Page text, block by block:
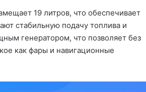
19 литров, что обеспечивает
стабильную подачу топлива и
генератором, что позволяет без
как фары и навигационные